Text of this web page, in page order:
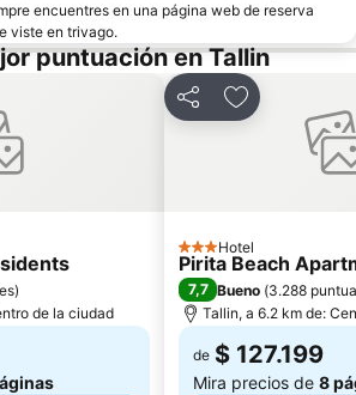
encuentres en una página web de reserva
viste en trivago.
puntuación en Tallin
)
de la ciudad
CompartirAgregar a
3 Estrellas
Hotel
Pirita Beach
7,7 Bueno (3.288
Tallin, a 6.2 km de:
de $ 127.199
Mira precios de 8